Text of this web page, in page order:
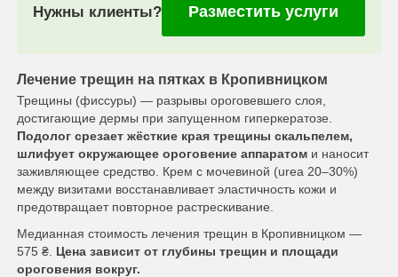
Нужны клиенты? Разместить услуги
Лечение трещин на пятках в Кропивницком
Трещины (фиссуры) — разрывы ороговевшего слоя,
достигающие дермы при запущенном гиперкератозе.
Подолог срезает жёсткие края трещины скальпелем,
шлифует окружающее ороговение аппаратом и наносит
заживляющее средство. Крем с мочевиной (urea 20–30%)
между визитами восстанавливает эластичность кожи и
предотвращает повторное растрескивание.
Медианная стоимость лечения трещин в Кропивницком —
575 ₴. Цена зависит от глубины трещин и площади
ороговения вокруг.